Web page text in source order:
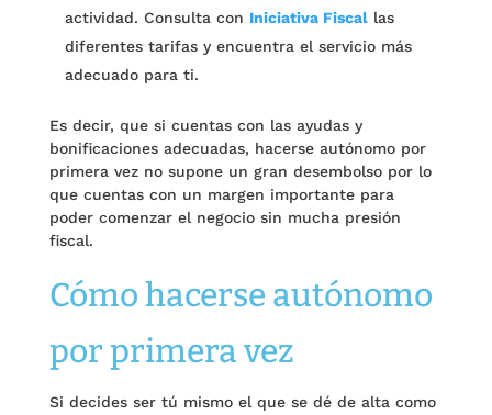
actividad. Consulta con Iniciativa Fiscallas
diferentes tarifas y encuentra el servicio más
adecuado para ti.
Es decir, que si cuentas con las ayudas y
bonificaciones adecuadas, hacerse autónomo por
primera vez no supone un gran desembolso por lo
que cuentas con un margen importante para
poder comenzar el negocio sin mucha presión
fiscal.
Cómo hacerse autónomo
por primera vez
Si decides ser tú mismo el que se dé de alta como